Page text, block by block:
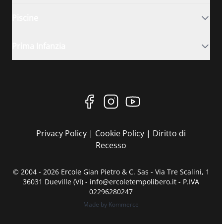
Privacy Policy | Cookie Policy | Diritto di
Recesso
© 2004 - 2026 Ercole Gian Pietro & C. Sas - Via Tre Scalini, 1
36031 Dueville (VI) - info@ercoletempolibero.it - P.IVA
02296280247
Made by Kommerce